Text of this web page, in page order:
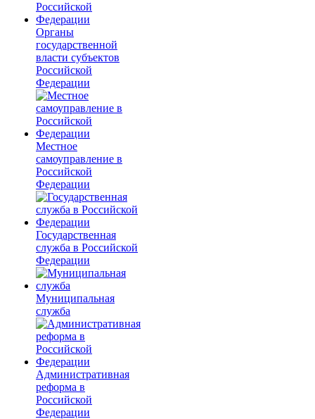
Органы
государственной
власти субъектов
Российской
Федерации
Местное
самоуправление в
Российской
Федерации
Государственная
служба в Российской
Федерации
Муниципальная
служба
Административная
реформа в
Российской
Федерации